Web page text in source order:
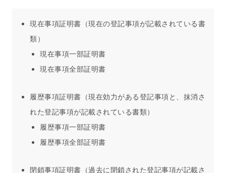
現在事項証明書（現在の登記事項が記載されている書
類）
現在事項一部証明書
現在事項全部証明書
履歴事項証明書（現在効力がある登記事項と、抹消さ
れた登記事項が記載されている書類）
履歴事項一部証明書
履歴事項全部証明書
閉鎖事項証明書（過去に閉鎖された登記事項が記載さ